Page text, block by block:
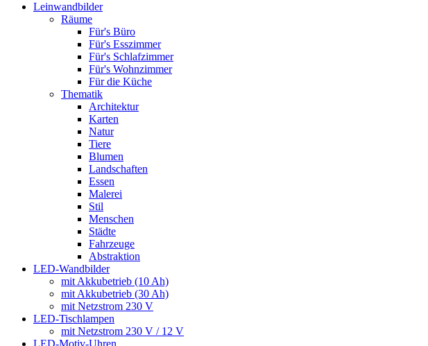
Leinwandbilder
Räume
Für's Büro
Für's Esszimmer
Für's Schlafzimmer
Für's Wohnzimmer
Für die Küche
Thematik
Architektur
Karten
Natur
Tiere
Blumen
Landschaften
Essen
Malerei
Stil
Menschen
Städte
Fahrzeuge
Abstraktion
LED-Wandbilder
mit Akkubetrieb (10 Ah)
mit Akkubetrieb (30 Ah)
mit Netzstrom 230 V
LED-Tischlampen
mit Netzstrom 230 V / 12 V